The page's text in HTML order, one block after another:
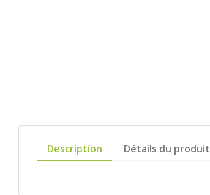
Description Détails du produit